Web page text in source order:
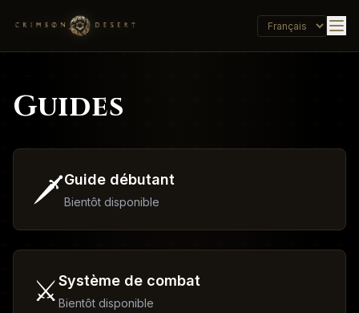
Guides
🗡️Guide débutant
Bientôt disponible
⚔️Système de combat
Bientôt disponible